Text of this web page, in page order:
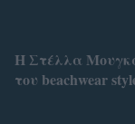
Η Στέλλα
του beachwear